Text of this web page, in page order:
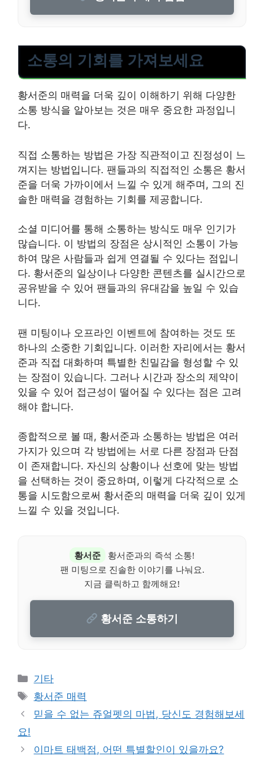
소통의 기회를 가져보세요
황서준의 매력을 더욱 깊이 이해하기 위해 다양한
소통 방식을 알아보는 것은 매우 중요한 과정입니
다.
직접 소통하는 방법은 가장 직관적이고 진정성이 느
껴지는 방법입니다. 팬들과의 직접적인 소통은 황서
준을 더욱 가까이에서 느낄 수 있게 해주며, 그의 진
솔한 매력을 경험하는 기회를 제공합니다.
소셜 미디어를 통해 소통하는 방식도 매우 인기가
많습니다. 이 방법의 장점은 상시적인 소통이 가능
하여 많은 사람들과 쉽게 연결될 수 있다는 점입니
다. 황서준의 일상이나 다양한 콘텐츠를 실시간으로
공유받을 수 있어 팬들과의 유대감을 높일 수 있습
니다.
팬 미팅이나 오프라인 이벤트에 참여하는 것도 또
하나의 소중한 기회입니다. 이러한 자리에서는 황서
준과 직접 대화하며 특별한 친밀감을 형성할 수 있
는 장점이 있습니다. 그러나 시간과 장소의 제약이
있을 수 있어 접근성이 떨어질 수 있다는 점은 고려
해야 합니다.
종합적으로 볼 때, 황서준과 소통하는 방법은 여러
가지가 있으며 각 방법에는 서로 다른 장점과 단점
이 존재합니다. 자신의 상황이나 선호에 맞는 방법
을 선택하는 것이 중요하며, 이렇게 다각적으로 소
통을 시도함으로써 황서준의 매력을 더욱 깊이 있게
느낄 수 있을 것입니다.
황서준
황서준과의 즉석 소통!
팬 미팅으로 진솔한 이야기를 나눠요.
지금 클릭하고 함께해요!
황서준 소통하기
Categories
기타
Tags
황서준 매력
믿을 수 없는 쥬얼펫의 마법, 당신도 경험해보세
요!
이마트 태백점, 어떤 특별할인이 있을까요?